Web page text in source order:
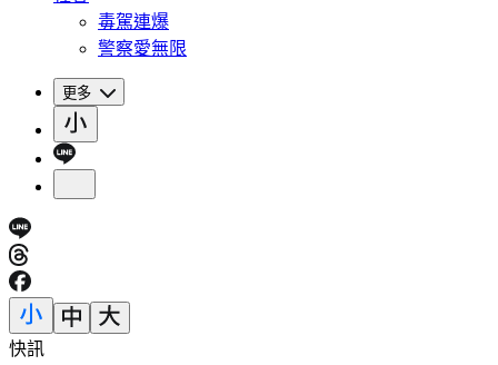
毒駕連爆
警察愛無限
更多
快訊